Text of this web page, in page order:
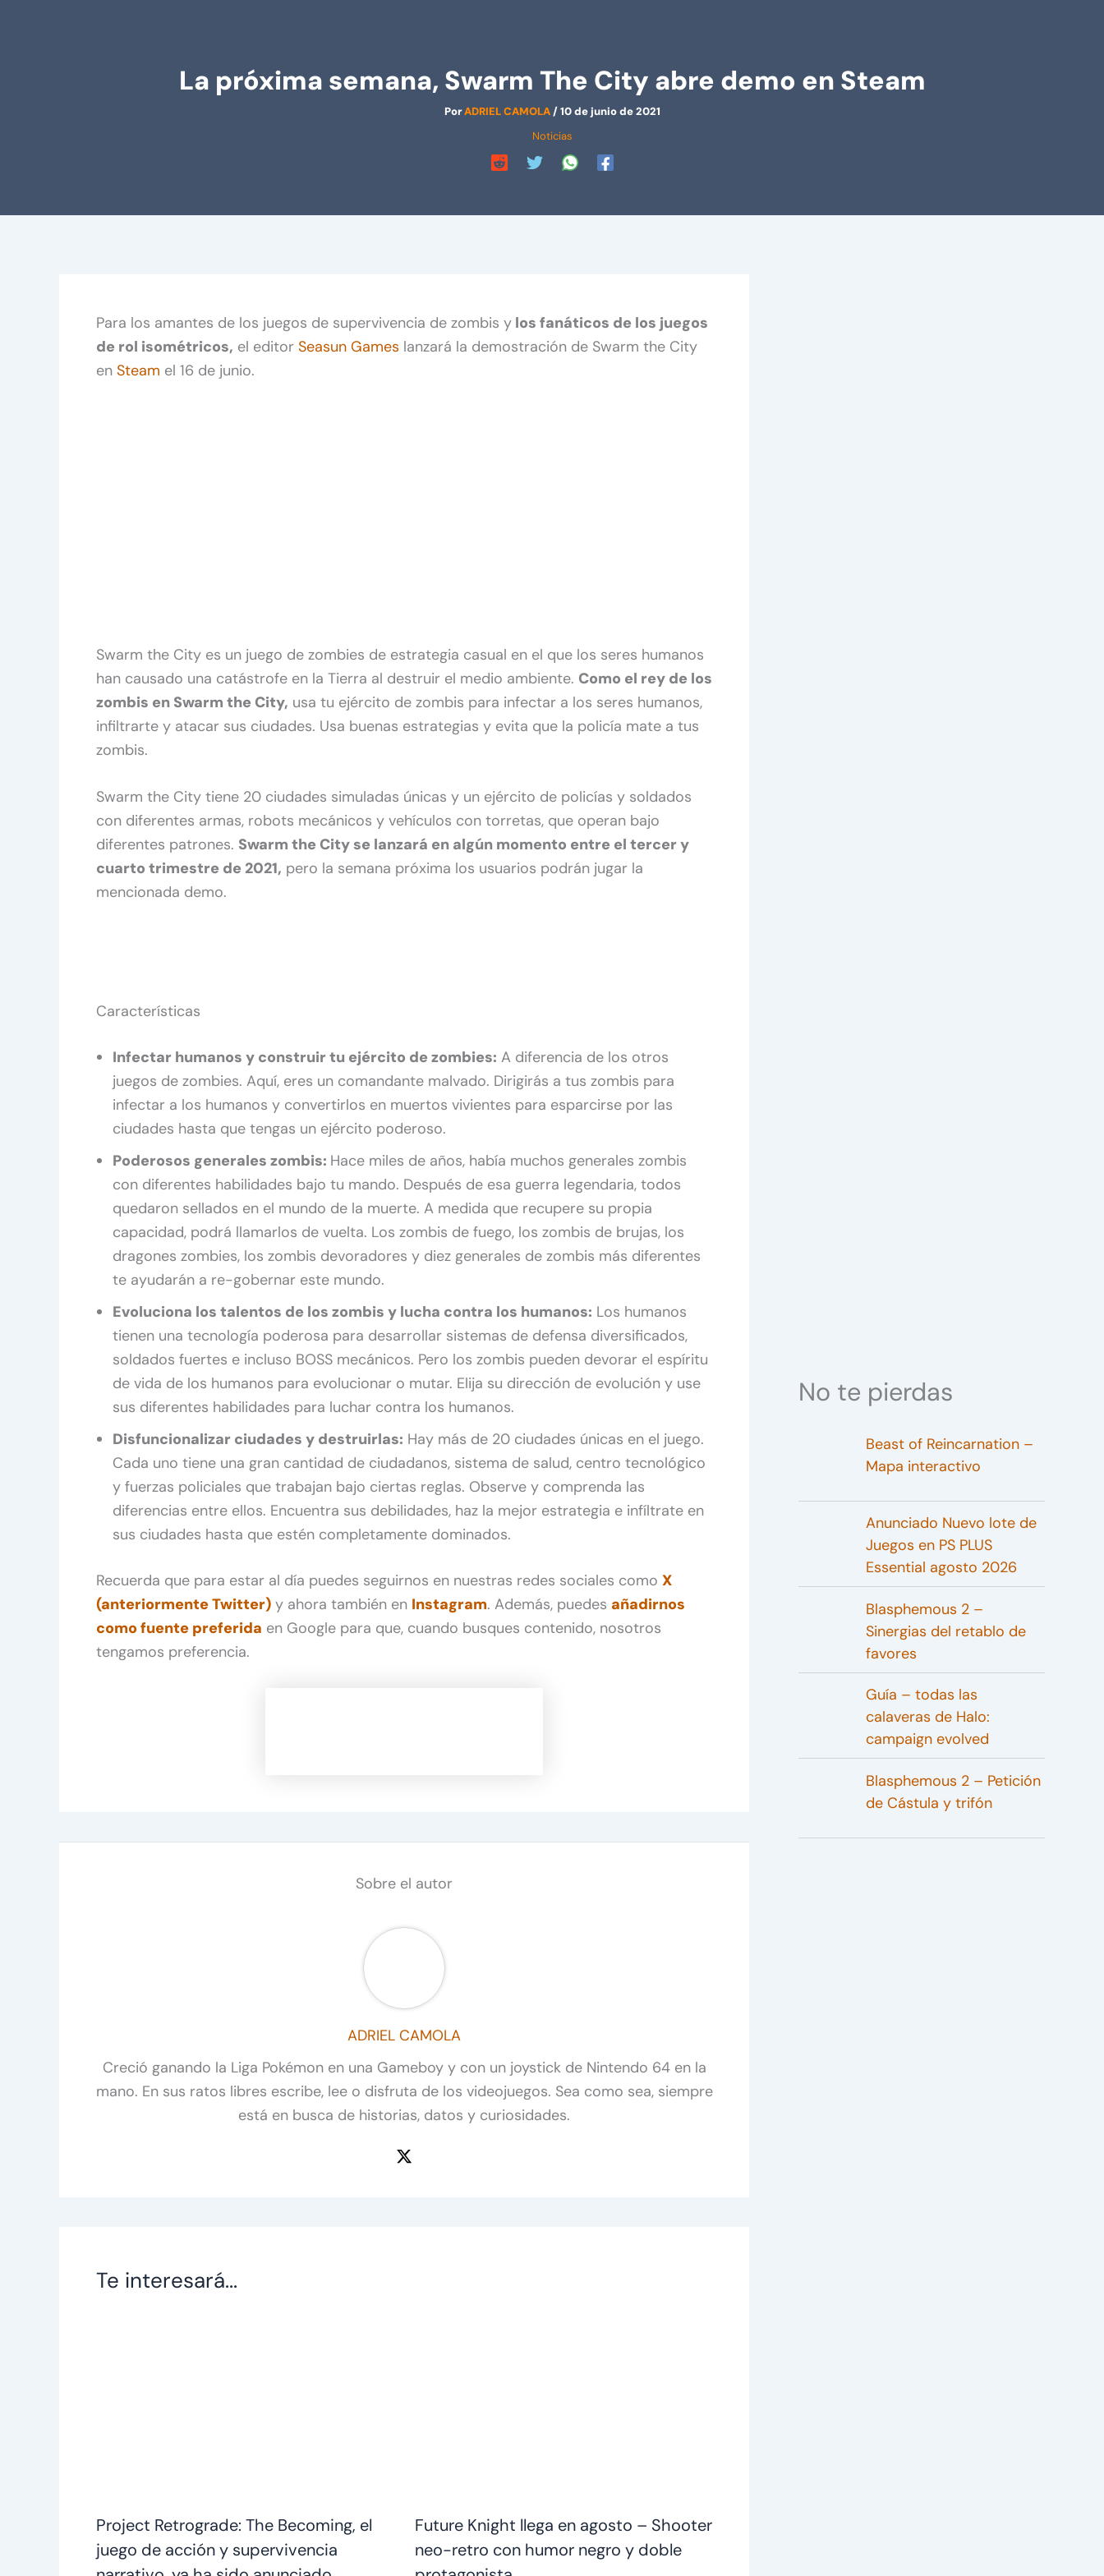
La próxima semana, Swarm The City abre demo en Steam
PorADRIEL CAMOLA/10 de junio de 2021
Noticias
Para los amantes de los juegos de supervivencia de zombis y los fanáticos de los juegos
de rol isométricos, el editor Seasun Games lanzará la demostración de Swarm the City
en Steam el 16 de junio.
Swarm the City es un juego de zombies de estrategia casual en el que los seres humanos
han causado una catástrofe en la Tierra al destruir el medio ambiente. Como el rey de los
zombis en Swarm the City, usa tu ejército de zombis para infectar a los seres humanos,
infiltrarte y atacar sus ciudades. Usa buenas estrategias y evita que la policía mate a tus
zombis.
Swarm the City tiene 20 ciudades simuladas únicas y un ejército de policías y soldados
con diferentes armas, robots mecánicos y vehículos con torretas, que operan bajo
diferentes patrones. Swarm the City se lanzará en algún momento entre el tercer y
cuarto trimestre de 2021, pero la semana próxima los usuarios podrán jugar la
mencionada demo.
Características
Infectar humanos y construir tu ejército de zombies: A diferencia de los otros
juegos de zombies. Aquí, eres un comandante malvado. Dirigirás a tus zombis para
infectar a los humanos y convertirlos en muertos vivientes para esparcirse por las
ciudades hasta que tengas un ejército poderoso.
Poderosos generales zombis: Hace miles de años, había muchos generales zombis
con diferentes habilidades bajo tu mando. Después de esa guerra legendaria, todos
quedaron sellados en el mundo de la muerte. A medida que recupere su propia
capacidad, podrá llamarlos de vuelta. Los zombis de fuego, los zombis de brujas, los
dragones zombies, los zombis devoradores y diez generales de zombis más diferentes
te ayudarán a re-gobernar este mundo.
Evoluciona los talentos de los zombis y lucha contra los humanos: Los humanos
tienen una tecnología poderosa para desarrollar sistemas de defensa diversificados,
soldados fuertes e incluso BOSS mecánicos. Pero los zombis pueden devorar el espíritu
de vida de los humanos para evolucionar o mutar. Elija su dirección de evolución y use
sus diferentes habilidades para luchar contra los humanos.
Disfuncionalizar ciudades y destruirlas: Hay más de 20 ciudades únicas en el juego.
Cada uno tiene una gran cantidad de ciudadanos, sistema de salud, centro tecnológico
y fuerzas policiales que trabajan bajo ciertas reglas. Observe y comprenda las
diferencias entre ellos. Encuentra sus debilidades, haz la mejor estrategia e infíltrate en
sus ciudades hasta que estén completamente dominados.
Recuerda que para estar al día puedes seguirnos en nuestras redes sociales como X
(anteriormente Twitter) y ahora también en Instagram. Además, puedes añadirnos
como fuente preferida en Google para que, cuando busques contenido, nosotros
tengamos preferencia.
Sobre el autor
ADRIEL CAMOLA
Creció ganando la Liga Pokémon en una Gameboy y con un joystick de Nintendo 64 en la
mano. En sus ratos libres escribe, lee o disfruta de los videojuegos. Sea como sea, siempre
está en busca de historias, datos y curiosidades.
Te interesará...
Project Retrograde: The Becoming, el
juego de acción y supervivencia
Future Knight llega en agosto – Shooter
neo-retro con humor negro y doble
No te pierdas
Beast of Reincarnation –
Mapa interactivo
Anunciado Nuevo lote de
Juegos en PS PLUS
Essential agosto 2026
Blasphemous 2 –
Sinergias del retablo de
favores
Guía – todas las
calaveras de Halo:
campaign evolved
Blasphemous 2 – Petición
de Cástula y trifón